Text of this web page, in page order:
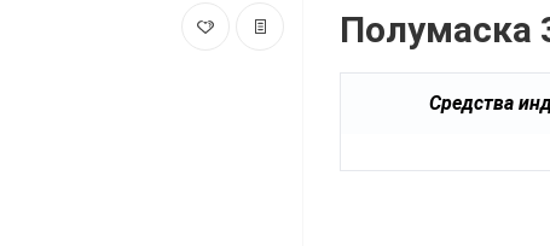
Полумаска
Средства